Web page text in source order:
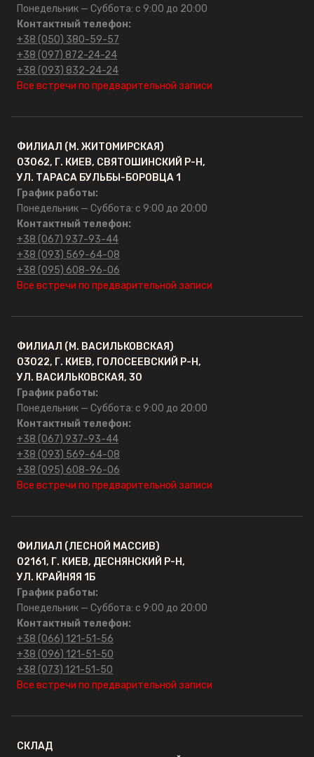
О компании
Отзывы
Контакты
Понедельник — Суббота: с 9:00 до 20:00
Контактный телефон:
+38 (050) 380-59-57
+38 (097) 872-24-24
+38 (093) 832-24-24
Все встречи по предварительной записи
ФИЛИАЛ (М. ЖИТОМИРСКАЯ)
03062, Г. КИЕВ, СВЯТОШИНСКИЙ Р-Н,
УЛ. ТАРАСА БУЛЬБЫ-БОРОВЦА 1
График работы:
Понедельник — Суббота: с 9:00 до 20:00
Контактный телефон:
+38 (067) 937-93-44
+38 (093) 569-64-08
+38 (095) 608-96-06
Все встречи по предварительной записи
ФИЛИАЛ (М. ВАСИЛЬКОВСКАЯ)
03022, Г. КИЕВ, ГОЛОСЕЕВСКИЙ Р-Н,
УЛ. ВАСИЛЬКОВСКАЯ, 30
График работы:
Понедельник — Суббота: с 9:00 до 20:00
Контактный телефон:
+38 (067) 937-93-44
+38 (093) 569-64-08
+38 (095) 608-96-06
Все встречи по предварительной записи
ФИЛИАЛ (ЛЕСНОЙ МАССИВ)
02161, Г. КИЕВ, ДЕСНЯНСКИЙ Р-Н,
УЛ. КРАЙНЯЯ 1Б
График работы:
Понедельник — Суббота: с 9:00 до 20:00
Контактный телефон:
+38 (066) 121-51-56
+38 (096) 121-51-50
+38 (073) 121-51-50
Все встречи по предварительной записи
СКЛАД